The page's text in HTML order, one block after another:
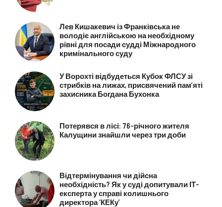
Лев Кишакевич із Франківська не
володіє англійською на необхідному
рівні для посади судді Міжнародного
кримінального суду
У Ворохті відбудеться Кубок ФЛСУ зі
стрибків на лижах, присвячений пам’яті
захисника Богдана Бухонка
Потерявся в лісі: 76-річного жителя
Калущини знайшли через три доби
Відтермінування чи дійсна
необхідність? Як у суді допитували ІТ-
експерта у справі колишнього
директора ‘КЕКу’